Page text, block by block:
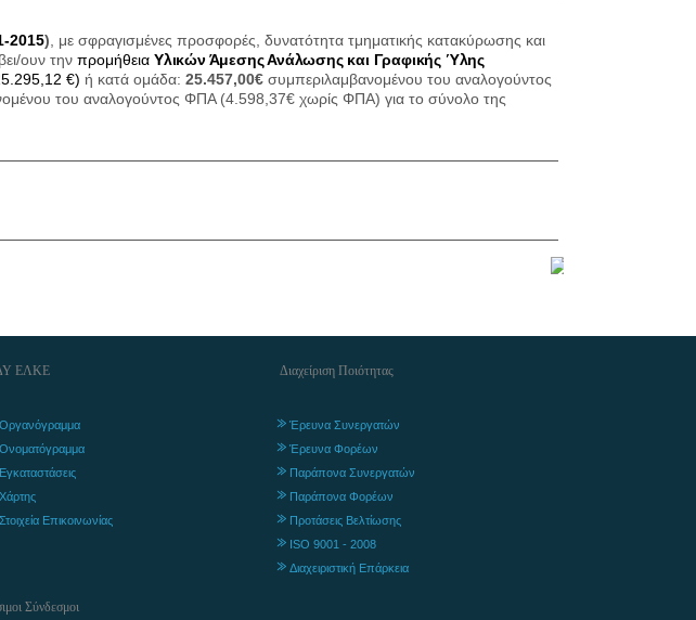
2015) , με σφραγισμένες προσφορές, δυνατότητα τμηματικής κατακύρωσης και
ουν την προμήθεια Υλικών Άμεσης Ανάλωσης και Γραφικής Ύλης
€) ή κατά ομάδα: 25.457,00€ συμπεριλαμβανομένου του αναλογούντος
του αναλογούντος ΦΠΑ (4.598,37€ χωρίς ΦΠΑ) για το σύνολο της
ΕΛΚΕ
Οργανόγραμμα
Ονοματόγραμμα
Εγκαταστάσεις
Χάρτης
Στοιχεία Επικοινωνίας
Σύνδεσμοι
Διαχείριση Ποιότητας
Έρευνα Συνεργατών
Έρευνα Φορέων
Παράπονα Συνεργατών
Παράπονα Φορέων
Προτάσεις Βελτίωσης
ISO 9001 - 2008
Διαχειριστική Επάρκεια